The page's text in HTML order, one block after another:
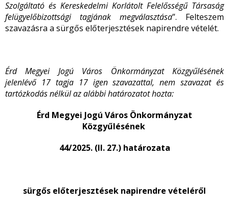
Szolgáltató és Kereskedelmi Korlátolt Felelősségű Társaság
felügyelőbizottsági tagjának megválasztása”. Felteszem
szavazásra a sürgős előterjesztések napirendre vételét.
Érd Megyei Jogú Város Önkormányzat Közgyűlésének
jelenlévő 17 tagja 17 igen szavazattal, nem szavazat és
tartózkodás nélkül az alábbihatározatot hozta:
Érd Megyei Jogú Város Önkormányzat
Közgyűlésének
44/2025. (II. 27.) határozata
sürgős előterjesztések napirendre vételéről